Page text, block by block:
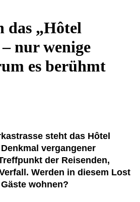
das „Hôtel
nur wenige
es berühmt
steht das Hôtel
vergangener
der Reisenden,
Werden in diesem Lost
wohnen?